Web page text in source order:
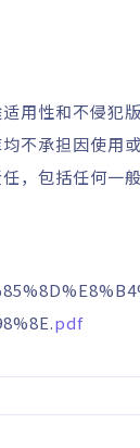
用性和不侵犯
不承担因使用
，包括任何一
pdf